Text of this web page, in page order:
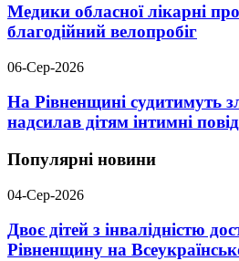
Медики обласної лікарні
благодійний велопробіг
06-Сер-2026
На Рівненщині судитимуть
надсилав дітям інтимні
Популярні новини
04-Сер-2026
Двоє дітей з інвалідністю
Рівненщину на